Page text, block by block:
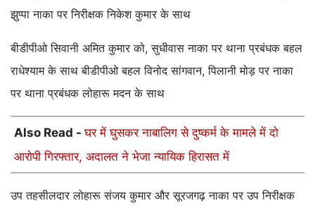
झुप्पा नाका पर निरीक्षक निकेश कुमार के साथ
बीडीपीओ सिवानी अमित कुमार को, सुधीवास नाका पर थाना प्रबंधक बहल
राधेश्याम के साथ बीडीपीओ बहल विनोद सांगवान, पिलानी मोड़ पर नाका
पर थाना प्रबंधक लोहारू मदन के साथ
Also Read -घर में घुसकर नाबालिग से दुष्कर्म के मामले में दो
आरोपी गिरफ्तार, अदालत ने भेजा न्यायिक हिरासत में
उप तहसीलदार लोहारू संजय कुमार और सूरजगढ़ नाका पर उप निरीक्षक